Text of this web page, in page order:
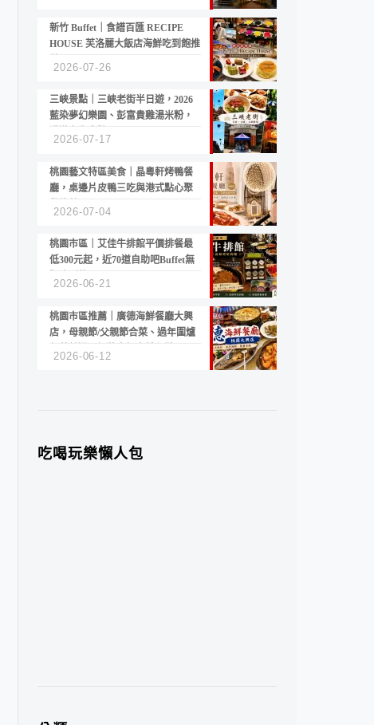
新竹 Buffet｜食譜百匯 RECIPE
HOUSE 芙洛麗大飯店海鮮吃到飽推
2026-07-26
三峽景點｜三峽老街半日遊，2026
藍染夢幻樂園、彭富貴雞湯米粉，
2026-07-17
桃園藝文特區美食｜晶粵軒烤鴨餐
廳，桌邊片皮鴨三吃與港式點心聚
2026-07-04
桃園市區｜艾佳牛排館平價排餐最
低300元起，近70道自助吧Buffet無
2026-06-21
桃園市區推薦｜廣德海鮮餐廳大興
店，母親節/父親節合菜、過年圍爐
2026-06-12
吃喝玩樂懶人包